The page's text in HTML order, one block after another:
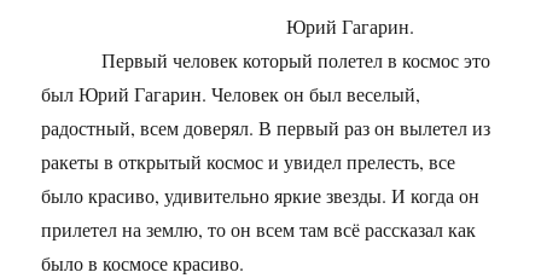
Юрий Гагарин.
Первый человек который полетел в космос это
был Юрий Гагарин. Человек он был веселый,
радостный, всем доверял. В первый раз он вылетел из
ракеты в открытый космос и увидел прелесть, все
было красиво, удивительно яркие звезды. И когда он
прилетел на землю, то он всем там всё рассказал как
было в космосе красиво.